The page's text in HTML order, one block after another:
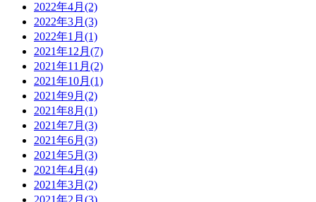
2022年4月(2)
2022年3月(3)
2022年1月(1)
2021年12月(7)
2021年11月(2)
2021年10月(1)
2021年9月(2)
2021年8月(1)
2021年7月(3)
2021年6月(3)
2021年5月(3)
2021年4月(4)
2021年3月(2)
2021年2月(3)